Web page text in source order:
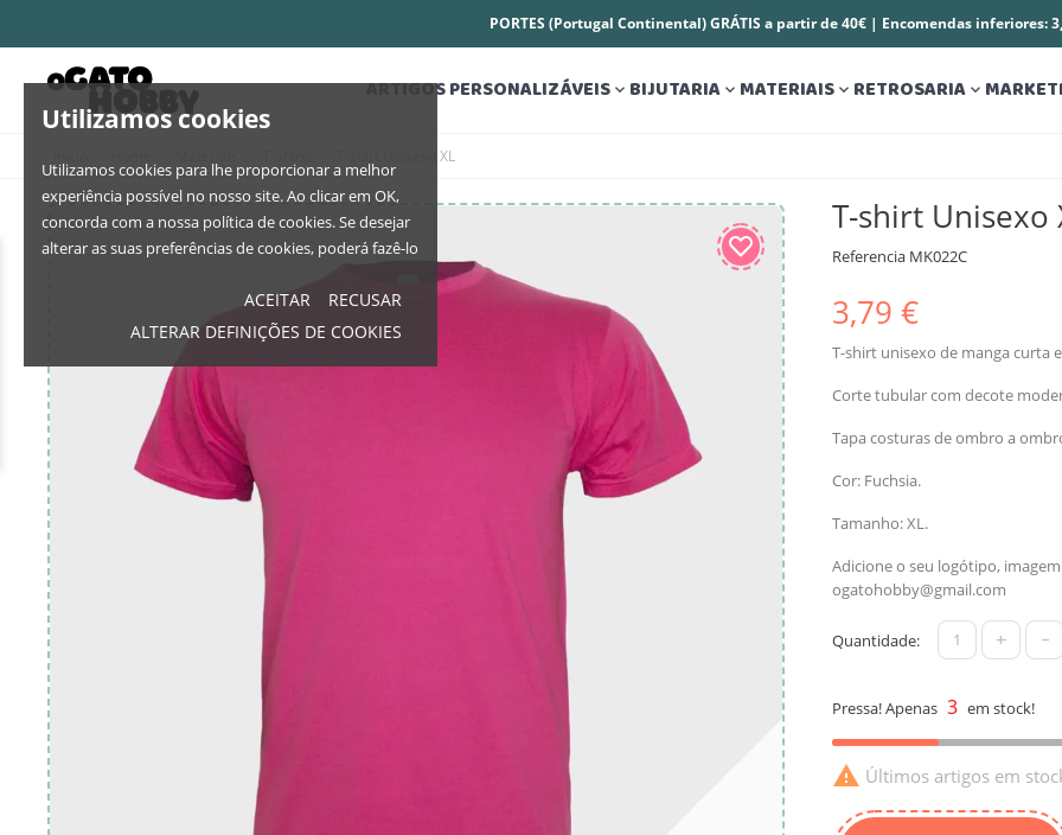
Utilizamos cookies
Utilizamos cookies para lhe proporcionar a melhor
experiência possível no nosso site. Ao clicar em OK,
concorda com a nossa política de cookies. Se desejar
alterar as suas preferências de cookies, poderá fazê-lo
ACEITAR
RECUSAR
ALTERAR DEFINIÇÕES DE COOKIES
PORTES (Portugal Continental) GRÁTIS a partir de 40€ | Encomendas inferiores:
ARTIGOS PERSONALIZÁVEIS BIJUTARIA MATERIAIS RETROSARIA
T-shirt Unisexo XL
T-shirt Unisexo
Referencia MK022C
3,79 €
T-shirt unisexo de manga curta
Corte tubular com decote
Tapa costuras de ombro a
Cor: Fuchsia.
Tamanho: XL.
Adicione o seu logótipo,
ogatohobby@gmail.com
Quantidade: + -
Pressa! Apenas 3 em stock!
 Últimos artigos em